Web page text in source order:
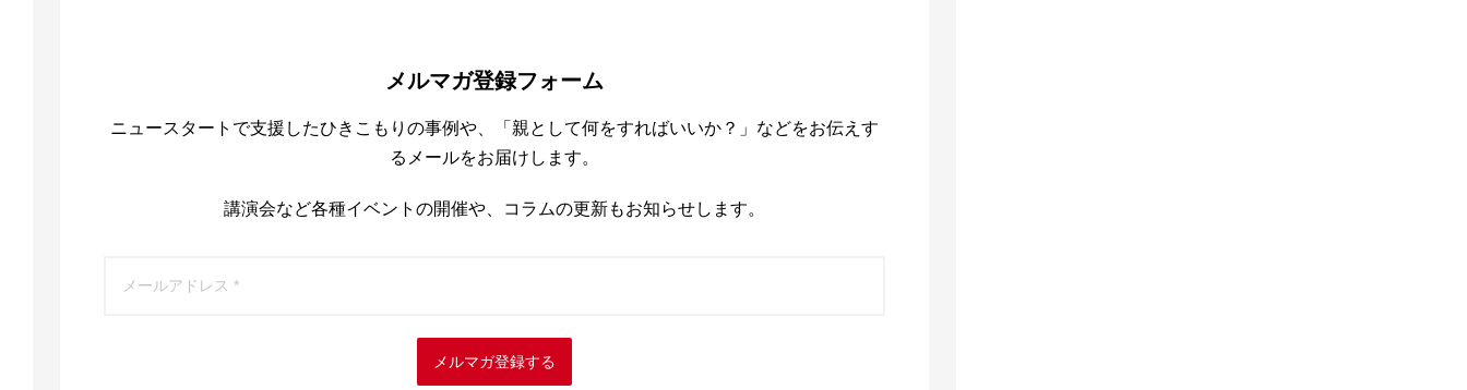
メルマガ登録フォーム
ニュースタートで支援したひきこもりの事例や、「親として何をすればいいか？」などをお伝えす
るメールをお届けします。
講演会など各種イベントの開催や、コラムの更新もお知らせします。
メルマガ登録する